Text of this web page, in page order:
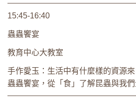
15:45-16:40
蟲蟲饗宴
教育中心大教室
手作愛玉：生活中有什麼樣的資源
蟲蟲饗宴，從「食」了解昆蟲與我們